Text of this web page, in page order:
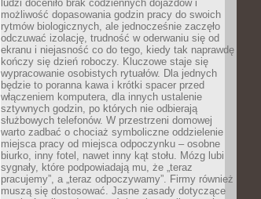
ludzi doceniło brak codziennych dojazdów i
możliwość dopasowania godzin pracy do swoich
rytmów biologicznych, ale jednocześnie zaczęło
odczuwać izolację, trudność w oderwaniu się od
ekranu i niejasność co do tego, kiedy tak naprawdę
kończy się dzień roboczy. Kluczowe staje się
wypracowanie osobistych rytuałów. Dla jednych
będzie to poranna kawa i krótki spacer przed
włączeniem komputera, dla innych ustalenie
sztywnych godzin, po których nie odbierają
służbowych telefonów. W przestrzeni domowej
warto zadbać o chociaż symboliczne oddzielenie
miejsca pracy od miejsca odpoczynku – osobne
biurko, inny fotel, nawet inny kąt stołu. Mózg lubi
sygnały, które podpowiadają mu, że „teraz
pracujemy”, a „teraz odpoczywamy”. Firmy również
muszą się dostosować. Jasne zasady dotyczące